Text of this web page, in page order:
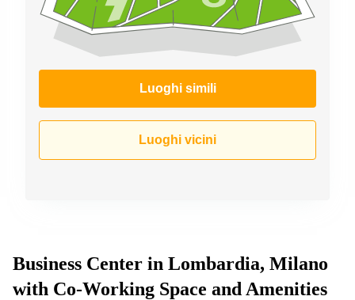
Affitto
Meeting
Firenze
Coworking
in affitto su
Business
Centers
a Como
Luoghi simili
Luoghi vicini
Business Center in Lombardia, Milano
with Co-Working Space and Amenities